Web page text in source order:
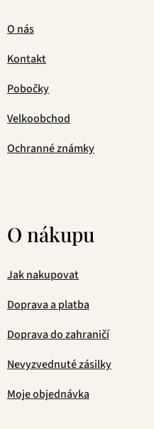
O nás
Kontakt
Pobočky
Velkoobchod
Ochranné známky
O nákupu
Jak nakupovat
Doprava a platba
Doprava do zahraničí
Nevyzvednuté zásilky
Moje objednávka